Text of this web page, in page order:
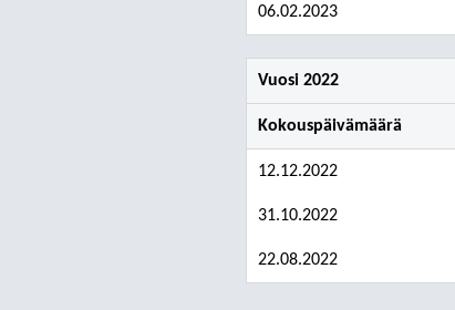
06.02.2023
Vuosi 2022
Kokouspäivämäärä
12.12.2022
31.10.2022
22.08.2022